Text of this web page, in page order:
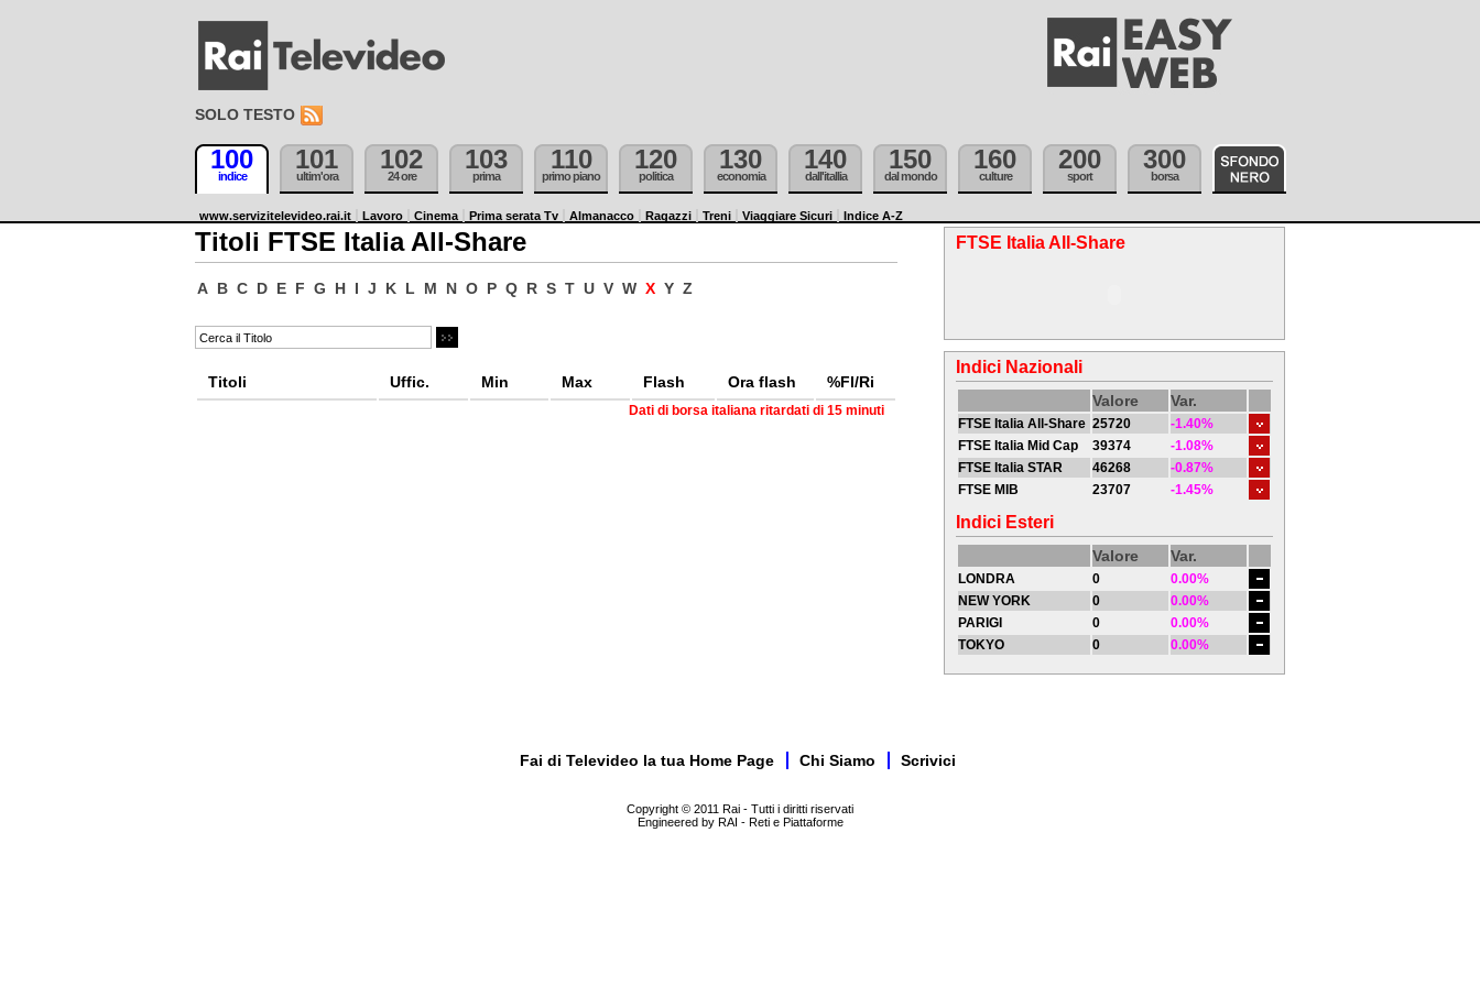
SOLO TESTO
100
indice
101
ultim'ora
102
24 ore
103
prima
110
primo piano
120
politica
130
economia
140
dall'itallia
150
dal mondo
160
culture
200
sport
300
borsa
www.servizitelevideo.rai.it Lavoro Cinema Prima serata Tv Almanacco Ragazzi Treni Viaggiare Sicuri Indice A-Z
Titoli FTSE Italia All-Share
A B C D E F G H I J K L M N O P Q R S T U V W X Y Z
Titoli Uffic. Min Max Flash Ora flash %Fl/Ri
Dati di borsa italiana ritardati di 15 minuti
FTSE Italia All-Share
Indici Nazionali
Valore Var.
FTSE Italia All-Share 25720
-1.40%
FTSE Italia Mid Cap
39374
-1.08%
FTSE Italia STAR
46268
-0.87%
FTSE MIB
23707 -1.45%
Indici Esteri
Valore Var.
LONDRA 0
0.00%
NEW YORK
0
0.00%
PARIGI
0
0.00%
TOKYO
0 0.00%
Fai di Televideo la tua Home Page Chi Siamo Scrivici
Copyright © 2011 Rai - Tutti i diritti riservati
Engineered by RAI - Reti e Piattaforme